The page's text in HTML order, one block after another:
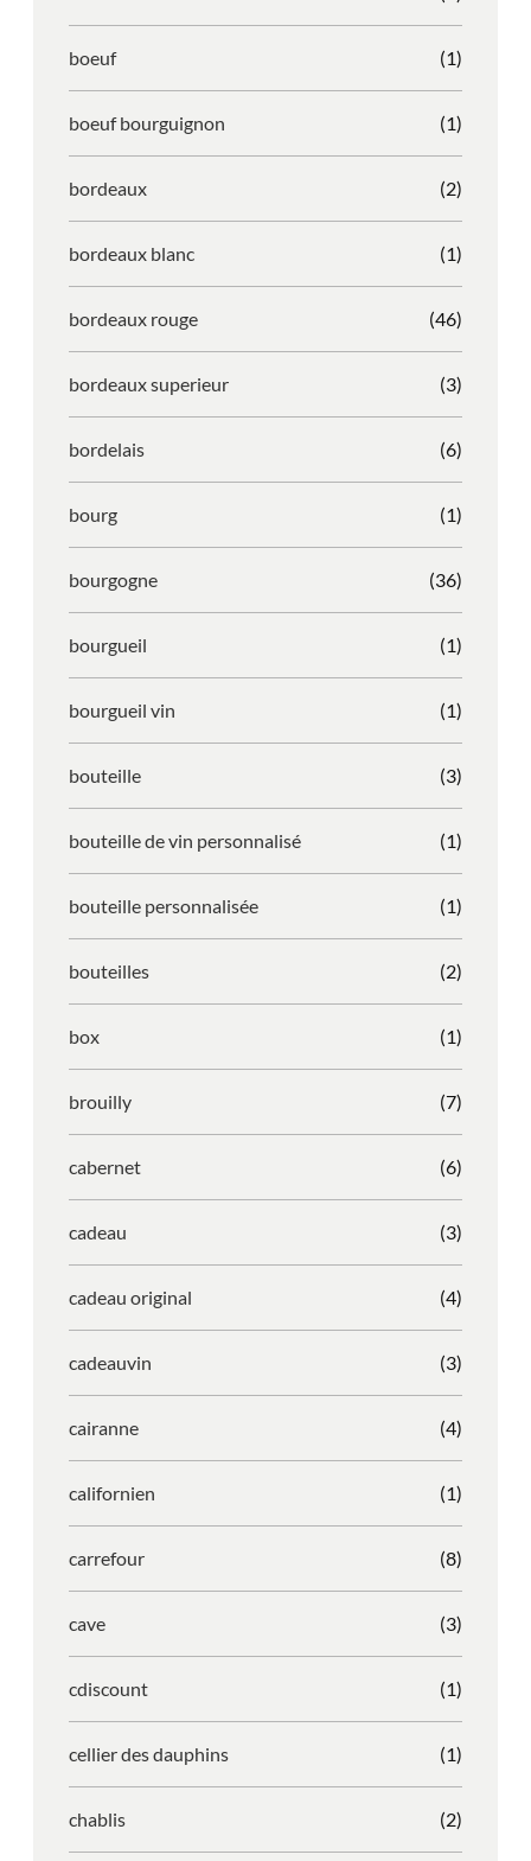
boeuf (1)
boeuf bourguignon (1)
bordeaux (2)
bordeaux blanc (1)
bordeaux rouge (46)
bordeaux superieur (3)
bordelais (6)
bourg (1)
bourgogne (36)
bourgueil (1)
bourgueil vin (1)
bouteille (3)
bouteille de vin personnalisé (1)
bouteille personnalisée (1)
bouteilles (2)
box (1)
brouilly (7)
cabernet (6)
cadeau (3)
cadeau original (4)
cadeauvin (3)
cairanne (4)
californien (1)
carrefour (8)
cave (3)
cdiscount (1)
cellier des dauphins (1)
chablis (2)